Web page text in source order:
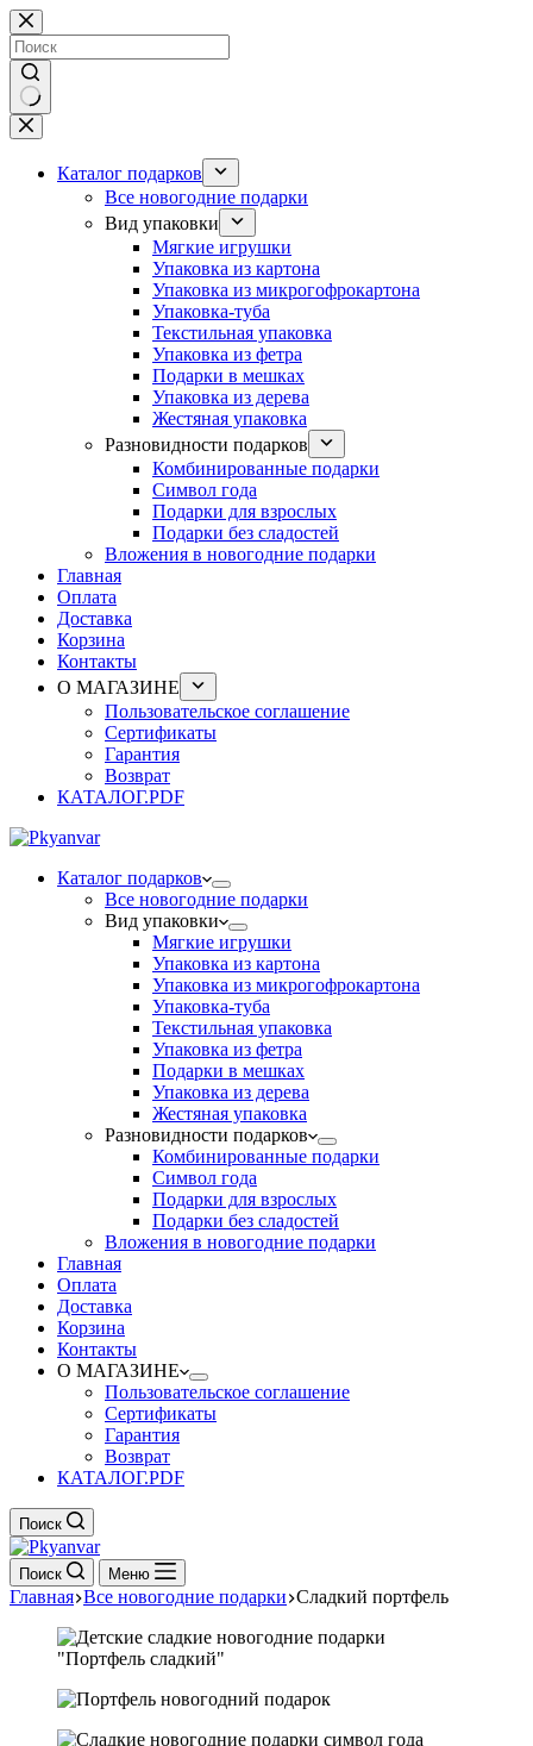
Перейти
к
сути
Ничего
не
найденоКаталог подарков
Все новогодние подарки
Вид упаковки
Мягкие игрушки
Упаковка из картона
Упаковка из микрогофрокартона
Упаковка-туба
Текстильная упаковка
Упаковка из фетра
Подарки в мешках
Упаковка из дерева
Жестяная упаковка
Разновидности подарков
Комбинированные подарки
Символ года
Подарки для взрослых
Подарки без сладостей
Вложения в новогодние подарки
Главная
Оплата
Доставка
Корзина
Контакты
О МАГАЗИНЕ
Пользовательское соглашение
Сертификаты
Гарантия
Возврат
КАТАЛОГ.PDF
Каталог подарков
Все новогодние подарки
Вид упаковки
Мягкие игрушки
Упаковка из картона
Упаковка из микрогофрокартона
Упаковка-туба
Текстильная упаковка
Упаковка из фетра
Подарки в мешках
Упаковка из дерева
Жестяная упаковка
Разновидности подарков
Комбинированные подарки
Символ года
Подарки для взрослых
Подарки без сладостей
Вложения в новогодние подарки
Главная
Оплата
Доставка
Корзина
Контакты
О МАГАЗИНЕ
Пользовательское соглашение
Сертификаты
Гарантия
Возврат
КАТАЛОГ.PDF
Поиск
Поиск Меню
Главная Все новогодние подарки Сладкий портфель